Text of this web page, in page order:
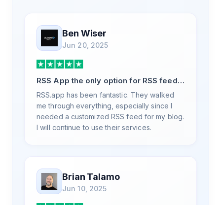
Ben Wiser
Jun 20, 2025
RSS App the only option for RSS feed
generation
RSS.app has been fantastic. They walked
me through everything, especially since I
needed a customized RSS feed for my blog.
I will continue to use their services.
Brian Talamo
Jun 10, 2025